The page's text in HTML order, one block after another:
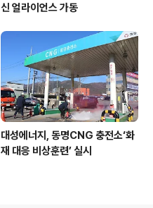
신 얼라이언스 가동
대성에너지, 동명CNG 충전소‘화
재 대응 비상훈련’ 실시